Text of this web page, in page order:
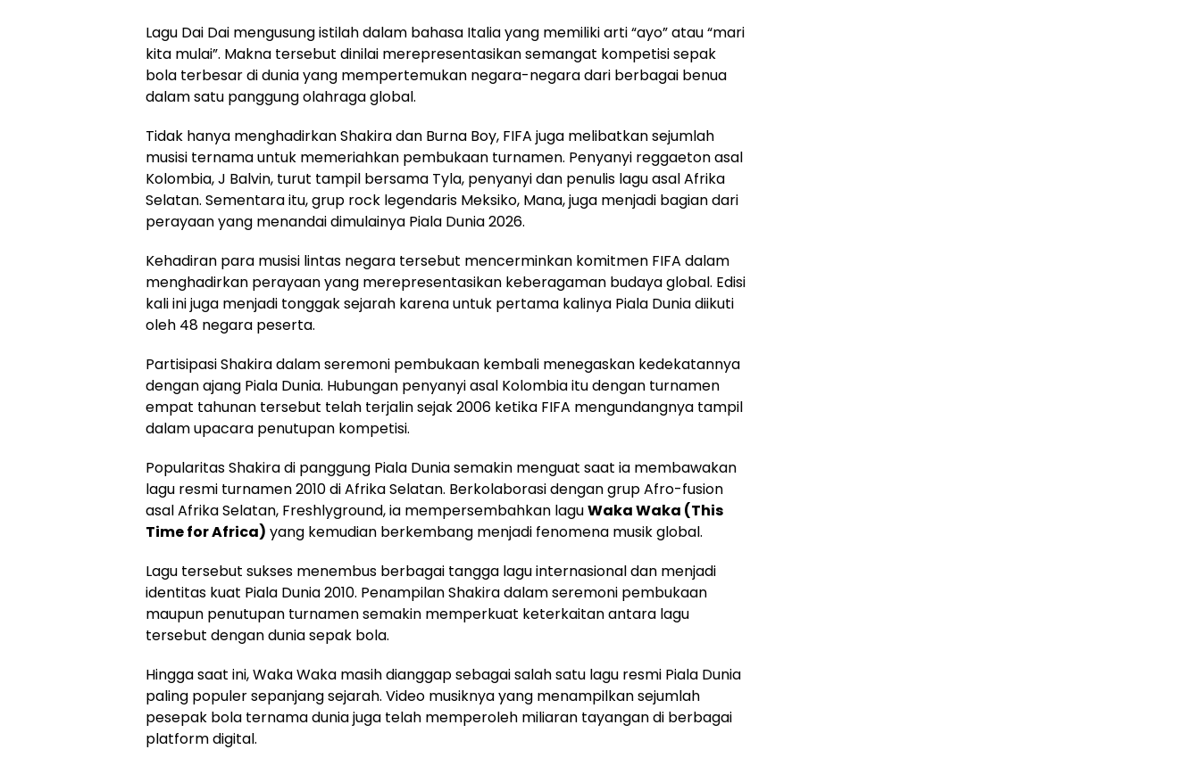
Lagu Dai Dai mengusung istilah dalam bahasa Italia yang memiliki arti “ayo” atau “mari
kita mulai”. Makna tersebut dinilai merepresentasikan semangat kompetisi sepak
bola terbesar di dunia yang mempertemukan negara-negara dari berbagai benua
dalam satu panggung olahraga global.
Tidak hanya menghadirkan Shakira dan Burna Boy, FIFA juga melibatkan sejumlah
musisi ternama untuk memeriahkan pembukaan turnamen. Penyanyi reggaeton asal
Kolombia, J Balvin, turut tampil bersama Tyla, penyanyi dan penulis lagu asal Afrika
Selatan. Sementara itu, grup rock legendaris Meksiko, Mana, juga menjadi bagian dari
perayaan yang menandai dimulainya Piala Dunia 2026.
Kehadiran para musisi lintas negara tersebut mencerminkan komitmen FIFA dalam
menghadirkan perayaan yang merepresentasikan keberagaman budaya global. Edisi
kali ini juga menjadi tonggak sejarah karena untuk pertama kalinya Piala Dunia diikuti
oleh 48 negara peserta.
Partisipasi Shakira dalam seremoni pembukaan kembali menegaskan kedekatannya
dengan ajang Piala Dunia. Hubungan penyanyi asal Kolombia itu dengan turnamen
empat tahunan tersebut telah terjalin sejak 2006 ketika FIFA mengundangnya tampil
dalam upacara penutupan kompetisi.
Popularitas Shakira di panggung Piala Dunia semakin menguat saat ia membawakan
lagu resmi turnamen 2010 di Afrika Selatan. Berkolaborasi dengan grup Afro-fusion
asal Afrika Selatan, Freshlyground, ia mempersembahkan laguWaka Waka (This
Time for Africa) yang kemudian berkembang menjadi fenomena musik global.
Lagu tersebut sukses menembus berbagai tangga lagu internasional dan menjadi
identitas kuat Piala Dunia 2010. Penampilan Shakira dalam seremoni pembukaan
maupun penutupan turnamen semakin memperkuat keterkaitan antara lagu
tersebut dengan dunia sepak bola.
Hingga saat ini, Waka Waka masih dianggap sebagai salah satu lagu resmi Piala Dunia
paling populer sepanjang sejarah. Video musiknya yang menampilkan sejumlah
pesepak bola ternama dunia juga telah memperoleh miliaran tayangan di berbagai
platform digital.